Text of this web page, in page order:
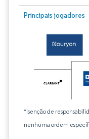
Principais jogadores
*Isenção de
nenhuma ordem